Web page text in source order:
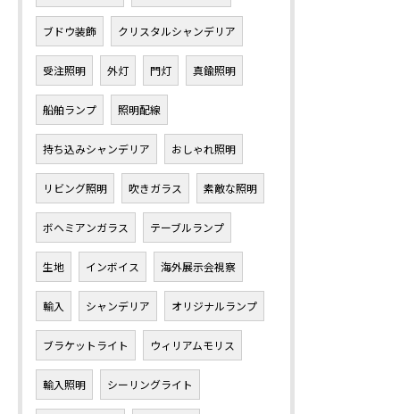
ブドウ装飾 クリスタルシャンデリア
受注照明 外灯 門灯 真鍮照明
船舶ランプ 照明配線
持ち込みシャンデリア おしゃれ照明
リビング照明 吹きガラス 素敵な照明
ボヘミアンガラス テーブルランプ
生地 インボイス 海外展示会視察
輸入 シャンデリア オリジナルランプ
ブラケットライト ウィリアムモリス
輸入照明 シーリングライト